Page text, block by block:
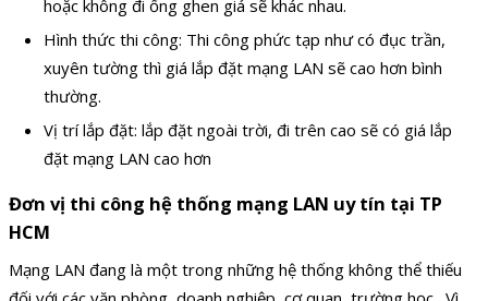
hoặc không đi ống ghen giá sẽ khác nhau.
Hình thức thi công: Thi công phức tạp như có đục trần,
xuyên tường thì giá lắp đặt mạng LAN sẽ cao hơn bình
thường.
Vị trí lắp đặt: lắp đặt ngoài trời, đi trên cao sẽ có giá lắp
đặt mạng LAN cao hơn
Đơn vị thi công hệ thống mạng LAN uy tín tại TP
HCM
Mạng LAN đang là một trong những hệ thống không thể thiếu